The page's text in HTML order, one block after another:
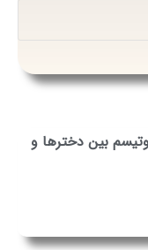
بین دخترها و